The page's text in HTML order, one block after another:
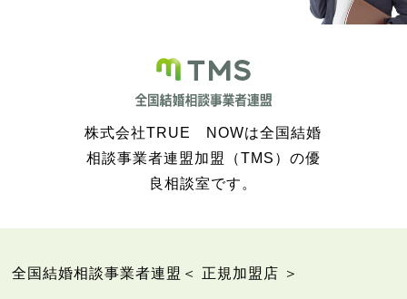
株式会社TRUE NOWは全国結婚
相談事業者連盟加盟（TMS）の優
良相談室です。
全国結婚相談事業者連盟＜ 正規加盟店 ＞